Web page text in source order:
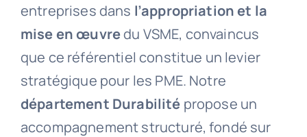
entreprises dans l’appropriation et la
mise en œuvredu VSME, convaincus
que ce référentiel constitue un levier
stratégique pour les PME. Notre
département Durabilité propose un
accompagnement structuré, fondé sur